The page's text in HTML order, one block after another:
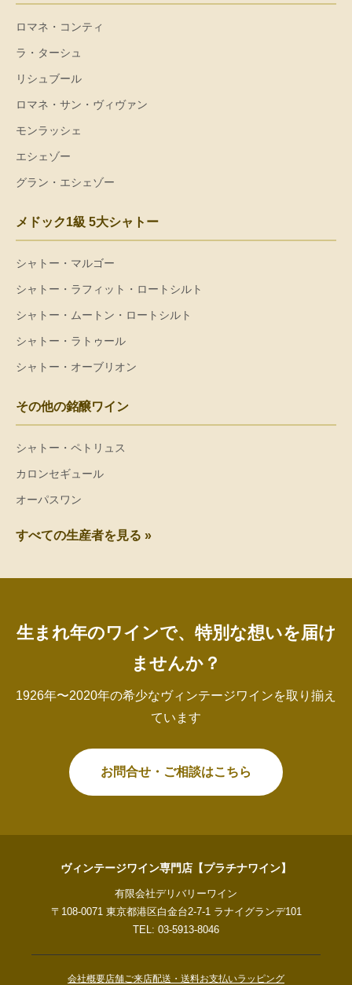
ロマネ・コンティ
ラ・ターシュ
リシュブール
ロマネ・サン・ヴィヴァン
モンラッシェ
エシェゾー
グラン・エシェゾー
メドック1級 5大シャトー
シャトー・マルゴー
シャトー・ラフィット・ロートシルト
シャトー・ムートン・ロートシルト
シャトー・ラトゥール
シャトー・オーブリオン
その他の銘醸ワイン
シャトー・ペトリュス
カロンセギュール
オーパスワン
すべての生産者を見る »
生まれ年のワインで、特別な想いを届け
ませんか？
1926年〜2020年の希少なヴィンテージワインを取り揃え
ています
お問合せ・ご相談はこちら
ヴィンテージワイン専門店【プラチナワイン】
有限会社デリバリーワイン
〒108-0071 東京都港区白金台2-7-1 ラナイグランデ101
TEL: 03-5913-8046
会社概要店舗ご来店配送・送料お支払いラッピング